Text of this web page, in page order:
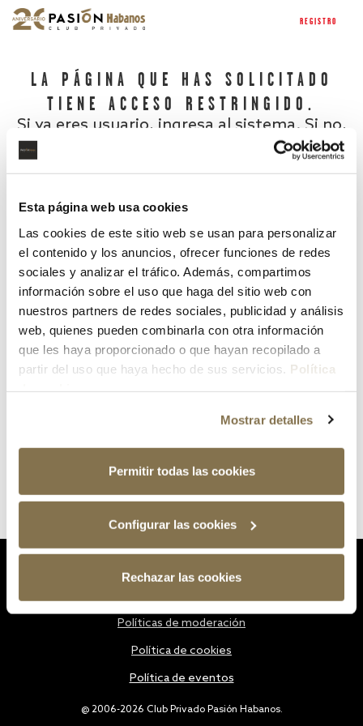
Esta página web usa cookies
Las cookies de este sitio web se usan para personalizar
el contenido y los anuncios, ofrecer funciones de redes
sociales y analizar el tráfico. Además, compartimos
información sobre el uso que haga del sitio web con
nuestros partners de redes sociales, publicidad y análisis
web, quienes pueden combinarla con otra información
que les haya proporcionado o que hayan recopilado a
partir del uso que haya hecho de sus servicios. Política
Mostrar detalles
Permitir todas las cookies
Configurar las cookies
Rechazar las cookies
REGISTRO
LA PÁGINA QUE HAS SOLICITADO
TIENE ACCESO RESTRINGIDO.
Si ya eres usuario, ingresa al sistema. Si no,
¿Has olvidado tu contraseña?
@ 2006-2026 Club Privado Pasión Habanos.
Políticas de moderación
Política de cookies
Política de eventos